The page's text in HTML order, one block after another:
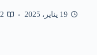
19 يناير، 2025 2 mins